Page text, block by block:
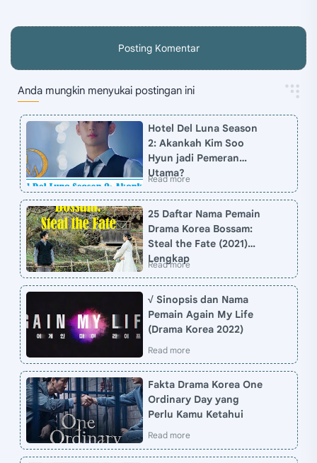
Posting Komentar
Anda mungkin menyukai postingan ini
Hotel Del Luna Season
2: Akankah Kim Soo
Hyun jadi Pemeran
Utama?
25 Daftar Nama Pemain
Drama Korea Bossam:
Steal the Fate (2021)
Lengkap
√ Sinopsis dan Nama
Pemain Again My Life
(Drama Korea 2022)
Fakta Drama Korea One
Ordinary Day yang
Perlu Kamu Ketahui